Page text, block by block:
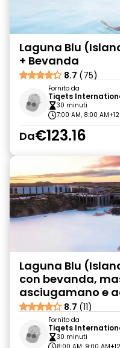
Laguna Blu
+ Bevanda
8.7 (75)
Fornito da
Tiqets
30 minuti
7:00 AM, 8:00 AM
Da€123.16
Laguna Blu
con bevanda,
asciugamano e
8.7 (11)
Fornito da
Tiqets
30 minuti